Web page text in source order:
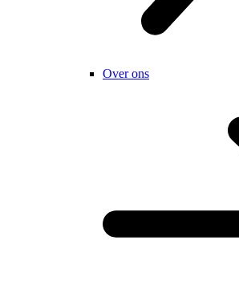
Over ons